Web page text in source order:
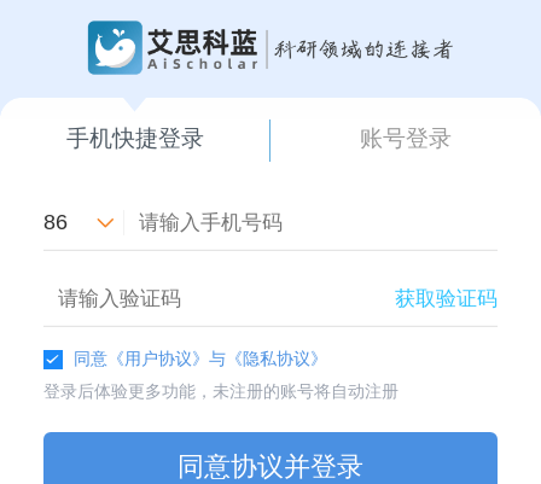
手机快捷登录 账号登录
86
获取验证码
同意 《用户协议》与 《隐私协议》
登录后体验更多功能，未注册的账号将自动注册
同意协议并登录